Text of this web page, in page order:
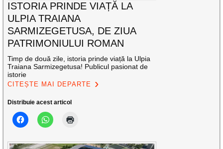
ISTORIA PRINDE VIAȚĂ LA
ULPIA TRAIANA
SARMIZEGETUSA, DE ZIUA
PATRIMONIULUI ROMAN
Timp de două zile, istoria prinde viață la Ulpia
Traiana Sarmizegetusa! Publicul pasionat de
istorie
CITEȘTE MAI DEPARTE
Distribuie acest articol